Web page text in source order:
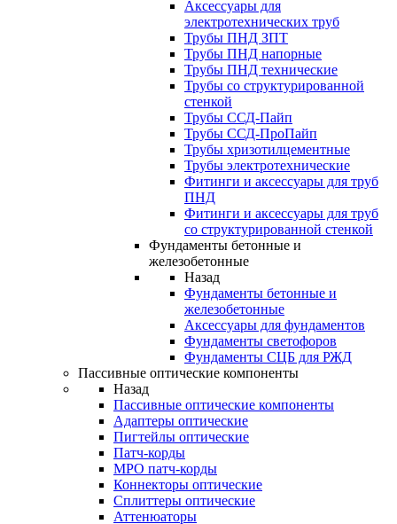
Аксессуары для
электротехнических труб
Трубы ПНД ЗПТ
Трубы ПНД напорные
Трубы ПНД технические
Трубы со структурированной
стенкой
Трубы ССД-Пайп
Трубы ССД-ПроПайп
Трубы хризотилцементные
Трубы электротехнические
Фитинги и аксессуары для труб
ПНД
Фитинги и аксессуары для труб
со структурированной стенкой
Фундаменты бетонные и
железобетонные
Назад
Фундаменты бетонные и
железобетонные
Аксессуары для фундаментов
Фундаменты светофоров
Фундаменты СЦБ для РЖД
Пассивные оптические компоненты
Назад
Пассивные оптические компоненты
Адаптеры оптические
Пигтейлы оптические
Патч-корды
MPO патч-корды
Коннекторы оптические
Сплиттеры оптические
Аттенюаторы